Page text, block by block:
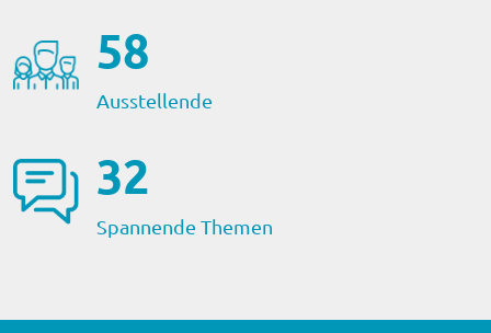
59
Ausstellende
32
Spannende Themen